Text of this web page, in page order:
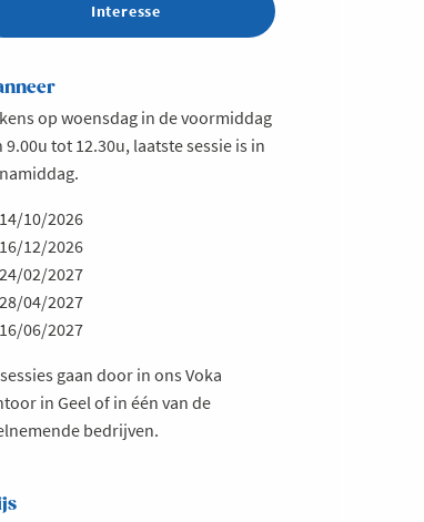
Interesse
op woensdag in de voormiddag
9.00u tot 12.30u, laatste sessie is in
14/10/2026
16/12/2026
24/02/2027
28/04/2027
16/06/2027
gaan door in ons Voka
in Geel of in één van de
bedrijven.